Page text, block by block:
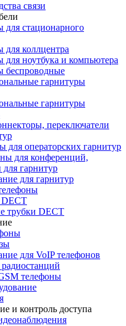
связи
для стационарного
для коллцентра
для ноутбука и компьютера
беспроводные
гарнитуры
гарнитуры
переключатели
операторских гарнитур
для конференций,
для гарнитур
для гарнитур
DECT
трубки DECT
для VoIP телефонов
телефоны
и контроль доступа